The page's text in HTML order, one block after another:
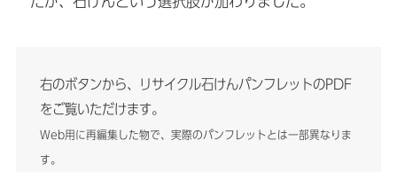
右のボタンから、リサイクル石けんパンフレットのPDF
をご覧いただけます。
Web用に再編集した物で、実際のパンフレットとは一部異なりま
す。